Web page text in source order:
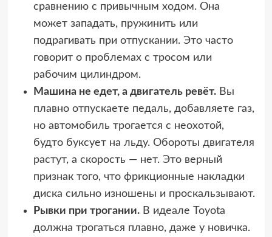
сравнению с привычным ходом. Она
может западать, пружинить или
подрагивать при отпускании. Это часто
говорит о проблемах с тросом или
рабочим цилиндром.
Машина не едет, а двигатель ревёт.Вы
плавно отпускаете педаль, добавляете газ,
но автомобиль трогается с неохотой,
будто буксует на льду. Обороты двигателя
растут, а скорость — нет. Это верный
признак того, что фрикционные накладки
диска сильно изношены и проскальзывают.
Рывки при трогании.В идеале Toyota
должна трогаться плавно, даже у новичка.